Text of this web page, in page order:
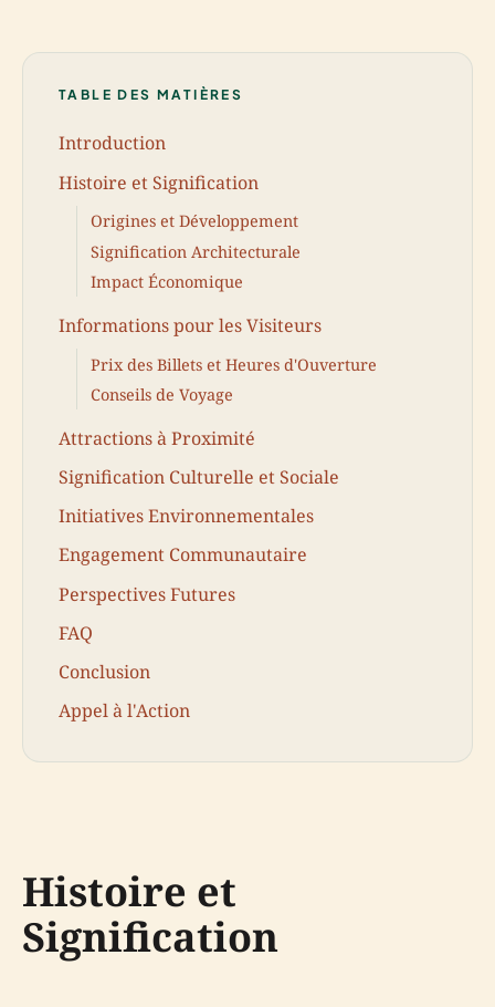
TABLE DES MATIÈRES
Introduction
Histoire et Signification
Origines et Développement
Signification Architecturale
Impact Économique
Informations pour les Visiteurs
Prix des Billets et Heures d'Ouverture
Conseils de Voyage
Attractions à Proximité
Signification Culturelle et Sociale
Initiatives Environnementales
Engagement Communautaire
Perspectives Futures
FAQ
Conclusion
Appel à l'Action
Histoire et
Signification